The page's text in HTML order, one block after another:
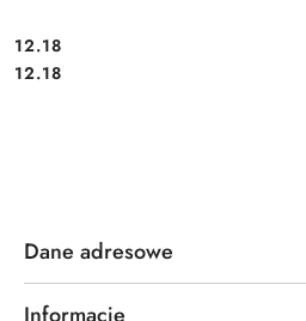
Cena:
12.18
Cena:
12.18
Dane adresowe